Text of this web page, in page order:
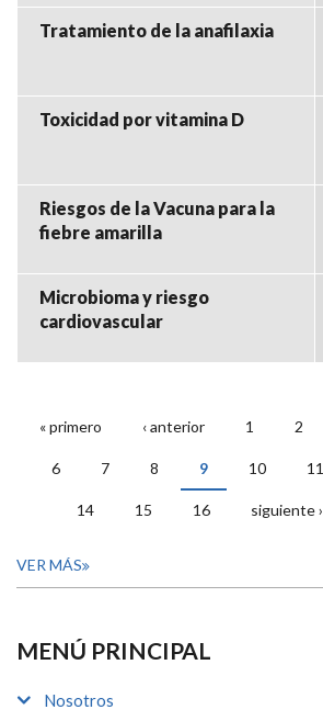
Tratamiento de la anafilaxia
Toxicidad por vitamina D
Riesgos de la Vacuna para la
fiebre amarilla
Microbioma y riesgo
cardiovascular
PÁGINAS
« primero ‹ anterior 1 2
6 7 8 9 10 11
14 15 16 siguiente ›
VER MÁS
MENÚ PRINCIPAL
Nosotros